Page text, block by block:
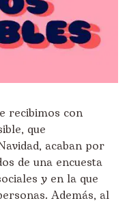
recibimos con
que
acaban por
de una encuesta
y en la que
Además, al